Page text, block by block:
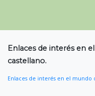
Enlaces de interés en
castellano.
Enlaces de interés en el mundo